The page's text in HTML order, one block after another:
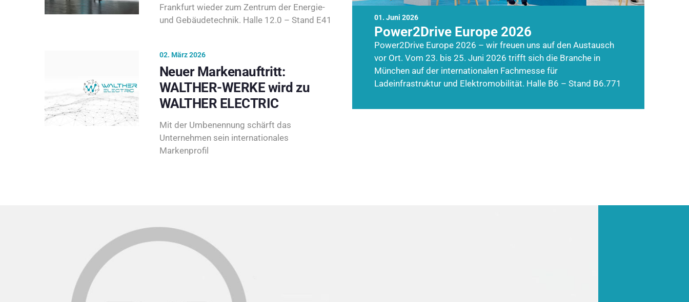
01. Juni 2026
Power2Drive Europe 2026
Power2Drive Europe 2026 – wir freuen uns auf den Austausch
vor Ort. Vom 23. bis 25. Juni 2026 trifft sich die Branche in
München auf der internationalen Fachmesse für
Ladeinfrastruktur und Elektromobilität. Halle B6 – Stand B6.771
Frankfurt wieder zum Zentrum der Energie-
und Gebäudetechnik. Halle 12.0 – Stand E41
02. März 2026
Neuer Markenauftritt:
WALTHER-WERKE wird zu
WALTHER ELECTRIC
Mit der Umbenennung schärft das
Unternehmen sein internationales
Markenprofil